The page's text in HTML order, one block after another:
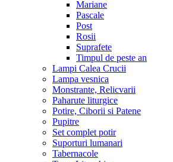
Mariane
Pascale
Post
Rosii
Suprafete
Timpul de peste an
Lampi Calea Crucii
Lampa vesnica
Monstrante, Relicvarii
Paharute liturgice
Potire, Ciborii si Patene
Pupitre
Set complet potir
Suporturi lumanari
Tabernacole